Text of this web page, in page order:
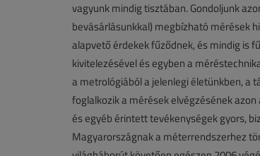
vagyunk mindig tisztában. Gondoljunk
bevásárlásunkkal) megbízható mérések
alapvető érdekek fűződnek, és mindig is
kivitelezésével és egyben a
a metrológiából a jelenlegi életünkben, a
foglalkozik a mérések elvégzésének
és egyéb érintett tevékenységek gyors,
Magyarországnak a méterrendszerhez